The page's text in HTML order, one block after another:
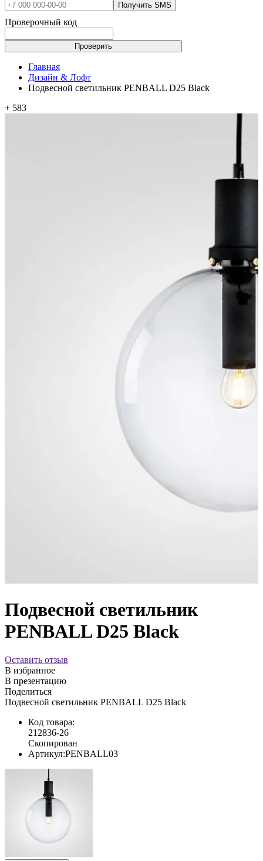
Получить SMS
Проверочный код
Проверить
Главная
Дизайн & Лофт
Подвесной светильник PENBALL D25 Black
+ 583
Подвесной светильник
PENBALL D25 Black
Оставить отзыв
В избранное
В презентацию
Поделиться
Подвесной светильник PENBALL D25 Black
Код товара:
212836-26
Скопирован
Артикул:PENBALL03